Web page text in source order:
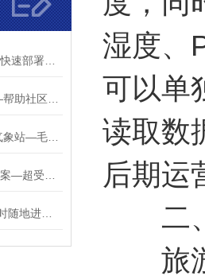
湿度、
可以单
读取数
后期运
二、
旅游